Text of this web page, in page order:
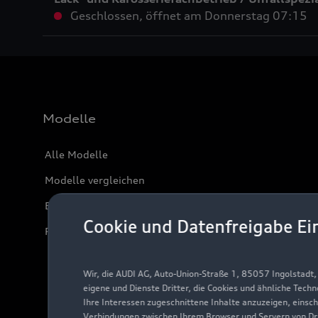
Cookie und Datenfreigabe
Wir, die AUDI AG, Auto-Union-Straße 1, 85057
eigene und Dienste Dritter, die Cookies und ähnliche
Ihre Interessen zugeschnittene Inhalte anzuzeigen,
Geschlossen, öffnet am Donnerstag 07:15
Modelle
Alle Modelle
Modelle vergleichen
Elektromodelle
Plug-in-Hybride